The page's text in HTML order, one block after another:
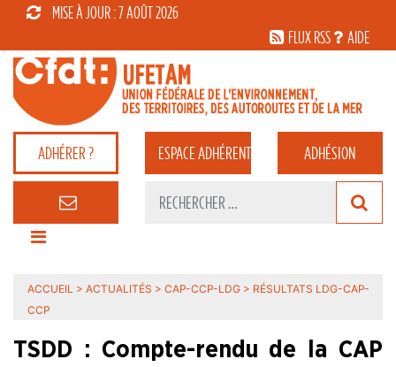
MISE À JOUR : 7 AOÛT 2026
FLUX RSS
AIDE
ADHÉRER ? ESPACEADHÉRENT ADHÉSION
ACCUEIL > ACTUALITÉS > CAP-CCP-LDG > RÉSULTATS LDG-CAP-
CCP
TSDD : Compte-rendu de la CAP